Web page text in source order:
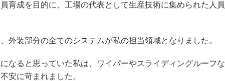
インダストリー4.0
製造業ビッグデータ
植物工場
育成を目的に、工場の代表として生産技術に集められた人員
外装部分の全てのシステムが私の担当領域となりました。
なると思っていた私は、ワイパーやスライディングルーフな
安に苛まれました。